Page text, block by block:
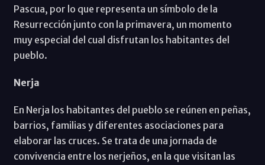
Pascua, por lo que representa un símbolo de la
Resurrección junto con la primavera, un momento
muy especial del cual disfrutan los habitantes del
pueblo.
Nerja
En Nerja los habitantes del pueblo se reúnen en peñas,
barrios, familias y diferentes asociaciones para
elaborar las cruces. Se trata de una jornada de
convivencia entre los nerjeños, en la que visitan las